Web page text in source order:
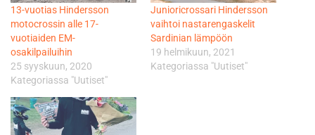
13-vuotias Hindersson
motocrossin alle 17-
vuotiaiden EM-
osakilpailuihin
25 syyskuun, 2020
Kategoriassa "Uutiset"
Junioricrossari Hindersson
vaihtoi nastarengaskelit
Sardinian lämpöön
19 helmikuun, 2021
Kategoriassa "Uutiset"